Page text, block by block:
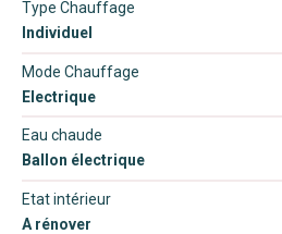
Type Chauffage
Individuel
Mode Chauffage
Electrique
Eau chaude
Ballon électrique
Etat intérieur
A rénover